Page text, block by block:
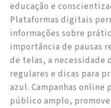
educação e
Plataformas digitais
informações sobre
importância de pausas
de telas, a necessidade
regulares e dicas para
azul. Campanhas online
público amplo,